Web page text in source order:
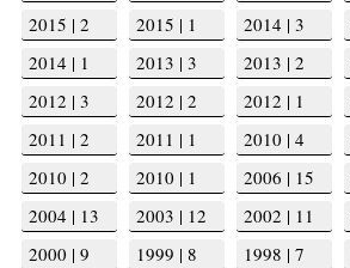
2015 | 2
2015 | 1 2014 | 3
2014 | 1
2013 | 3 2013 | 2
2012 | 3
2012 | 2 2012 | 1
2011 | 2
2011 | 1 2010 | 4
2010 | 2
2010 | 1 2006 | 15
2004 | 13
2003 | 12 2002 | 11
2000 | 9
1999 | 8 1998 | 7